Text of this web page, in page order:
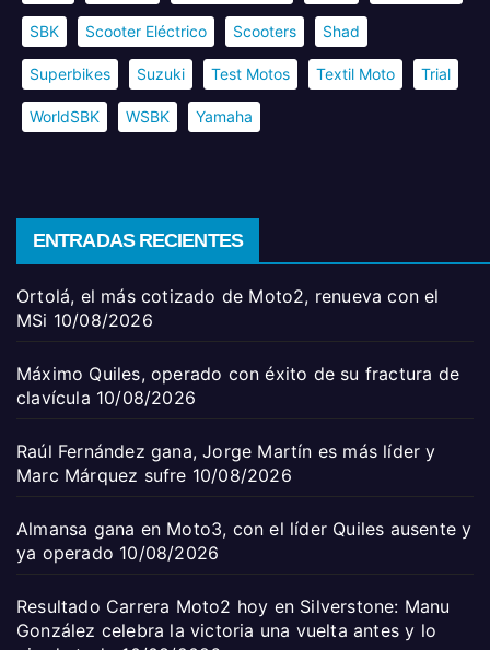
SBK Scooter Eléctrico Scooters Shad
Superbikes Suzuki Test Motos Textil Moto Trial
WorldSBK WSBK Yamaha
ENTRADAS RECIENTES
Ortolá, el más cotizado de Moto2, renueva con el
MSi 10/08/2026
Máximo Quiles, operado con éxito de su fractura de
clavícula 10/08/2026
Raúl Fernández gana, Jorge Martín es más líder y
Marc Márquez sufre 10/08/2026
Almansa gana en Moto3, con el líder Quiles ausente y
ya operado 10/08/2026
Resultado Carrera Moto2 hoy en Silverstone: Manu
González celebra la victoria una vuelta antes y lo